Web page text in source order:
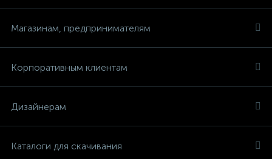
Магазинам, предпринимателям
Корпоративным клиентам
Дизайнерам
Каталоги для скачивания